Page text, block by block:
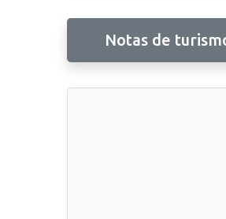
Notas de